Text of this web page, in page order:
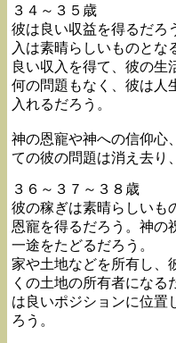
３４～３５歳
彼は良い収益を得るだろ
入は素晴らしいものとな
良い収入を得て、彼の生
何の問題もなく、彼は人
入れるだろう。
神の恩寵や神への信仰心
ての彼の問題は消え去り
３６～３７～３８歳
彼の稼ぎは素晴らしいも
恩寵を得るだろう。神の
一途をたどるだろう。
家や土地などを所有し、
くの土地の所有者になる
は良いポジションに位置
ろう。